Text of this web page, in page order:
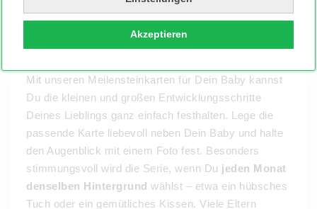
Akzeptieren
Mit unseren Meilensteinkarten für Dein Baby kannst
Du die kleinen und großen Entwicklungsschritte
Deines Lieblings ganz einfach festhalten. Lege die
passende Karte liebevoll neben Dein Baby und halte
den Augenblick mit einem Foto fest. Besonders
stimmungsvoll wird die Serie, wenn Du jeden Monat
denselben Hintergrund wählst – etwa ein hübsches
Tuch oder ein gemütliches Kissen. Viele Eltern